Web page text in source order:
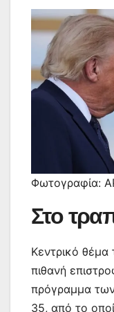
Φωτογραφία:
Στο
Κεντρικό
πιθανή
πρόγραμμα
35, από το